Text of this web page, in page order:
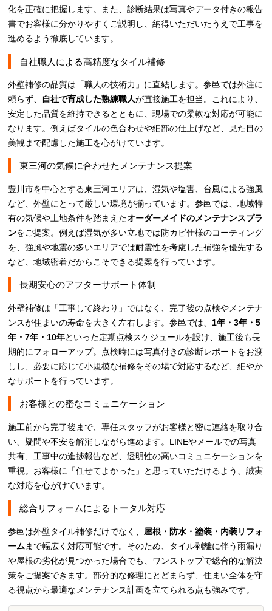
化を正確に把握します。また、診断結果は写真やデータ付きの報告
書でお客様に分かりやすくご説明し、納得いただいたうえで工事を
進めるよう徹底しています。
自社職人による高精度なタイル補修
外壁補修の品質は「職人の技術力」に直結します。参邑では外注に
頼らず、 自社で育成した熟練職人が直接施工を担当。これにより、
安定した品質を維持できるとともに、現場での柔軟な対応が可能に
なります。例えばタイルの色合わせや細部の仕上げなど、見た目の
美観まで配慮した施工を心がけています。
東三河の気候に合わせたメンテナンス提案
豊川市を中心とする東三河エリアは、湿気や塩害、台風による強風
など、外壁にとって厳しい環境が揃っています。参邑では、地域特
有の気候や土地条件を踏まえたオーダーメイドのメンテナンスプラ
ンをご提案。例えば湿気が多い立地では防カビ仕様のコーティング
を、強風や地震の多いエリアでは耐震性を考慮した補強を優先する
など、地域密着だからこそできる提案を行っています。
長期安心のアフターサポート体制
外壁補修は「工事して終わり」ではなく、完了後の点検やメンテナ
ンスが住まいの寿命を大きく左右します。参邑では、 1年・3年・5
年・7年・10年といった定期点検スケジュールを設け、施工後も長
期的にフォローアップ。点検時には写真付きの診断レポートをお渡
しし、必要に応じて小規模な補修をその場で対応するなど、細やか
なサポートを行っています。
お客様との密なコミュニケーション
施工前から完了後まで、専任スタッフがお客様と密に連絡を取り合
い、疑問や不安を解消しながら進めます。LINEやメールでの写真
共有、工事中の進捗報告など、透明性の高いコミュニケーションを
重視。お客様に「任せてよかった」と思っていただけるよう、誠実
な対応を心がけています。
総合リフォームによるトータル対応
参邑は外壁タイル補修だけでなく、 屋根・防水・塗装・内装リフォ
ーム まで幅広く対応可能です。そのため、タイル剥離に伴う雨漏り
や屋根の劣化が見つかった場合でも、ワンストップで総合的な解決
策をご提案できます。部分的な修理にとどまらず、住まい全体を守
る視点から最適なメンテナンス計画を立てられる点も強みです。